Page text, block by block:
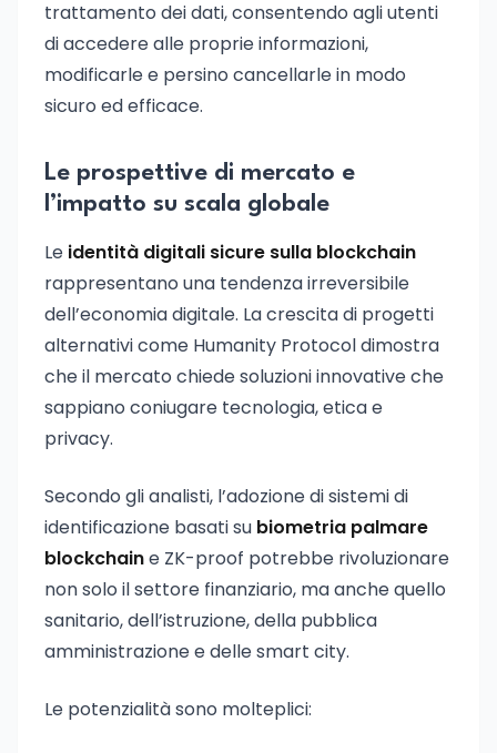
trattamento dei dati, consentendo agli utenti
di accedere alle proprie informazioni,
modificarle e persino cancellarle in modo
sicuro ed efficace.
Le prospettive di mercato e
l’impatto su scala globale
Le identità digitali sicure sulla blockchain
rappresentano una tendenza irreversibile
dell’economia digitale. La crescita di progetti
alternativi come Humanity Protocol dimostra
che il mercato chiede soluzioni innovative che
sappiano coniugare tecnologia, etica e
privacy.
Secondo gli analisti, l’adozione di sistemi di
identificazione basati su biometria palmare
blockchaine ZK-proof potrebbe rivoluzionare
non solo il settore finanziario, ma anche quello
sanitario, dell’istruzione, della pubblica
amministrazione e delle smart city.
Le potenzialità sono molteplici: